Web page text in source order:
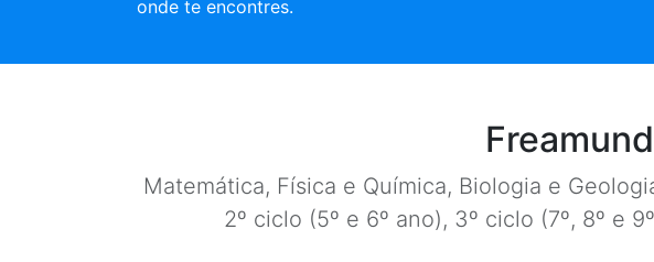
onde te encontres.
Matemática, Física e Química, Biologia e
2º ciclo (5º e 6º ano), 3º ciclo (7º, 8º e